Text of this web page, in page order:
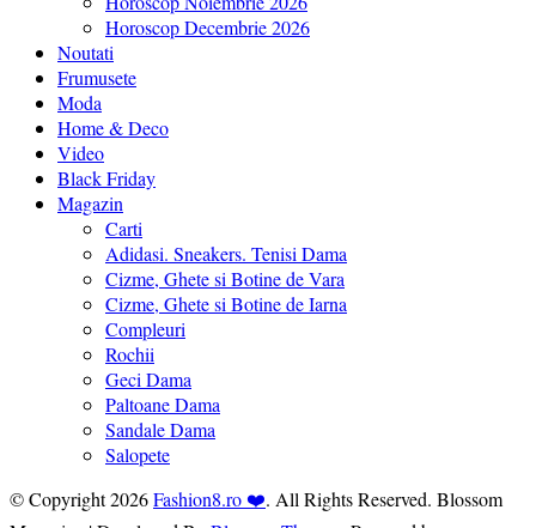
Horoscop Decembrie 2026
Noutati
Frumusete
Moda
Home & Deco
Video
Black Friday
Magazin
Carti
Adidasi. Sneakers. Tenisi Dama
Cizme, Ghete si Botine de Vara
Cizme, Ghete si Botine de Iarna
Compleuri
Rochii
Geci Dama
Paltoane Dama
Sandale Dama
Salopete
© Copyright 2026Fashion8.ro ❤️. All Rights Reserved. Blossom